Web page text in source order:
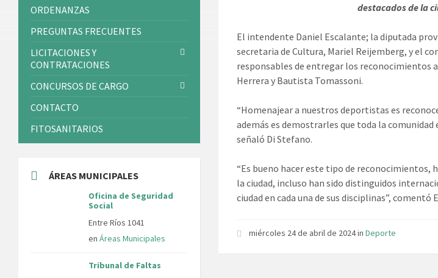
destacados de la
El intendente Daniel Escalante; la diputada
secretaria de Cultura, Mariel Reijemberg, y el
responsables de entregar los reconocimientos
Herrera y Bautista Tomassoni.
“Homenajear a nuestros deportistas es
además es demostrarles que toda la comunidad
señaló Di Stefano.
“Es bueno hacer este tipo de reconocimientos,
la ciudad, incluso han sido distinguidos
ciudad en cada una de sus disciplinas”, comentó
miércoles 24 de abril de 2024inDeporte
ORDENANZAS
PREGUNTAS FRECUENTES
LICITACIONES Y
CONTRATACIONES
CONCURSOS DE CARGO
CONTACTO
FITOSANITARIOS
ÁREAS MUNICIPALES
Oficina de Seguridad
Social
Entre Ríos 1041
en Áreas Municipales
Tribunal de Faltas